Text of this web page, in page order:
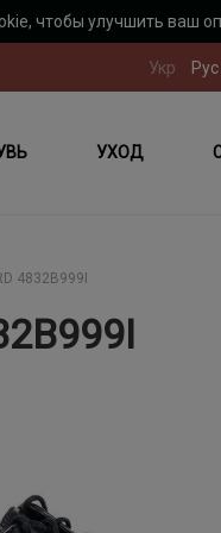
чтобы улучшить ваш
Укр Рус
УХОД
4832B999I